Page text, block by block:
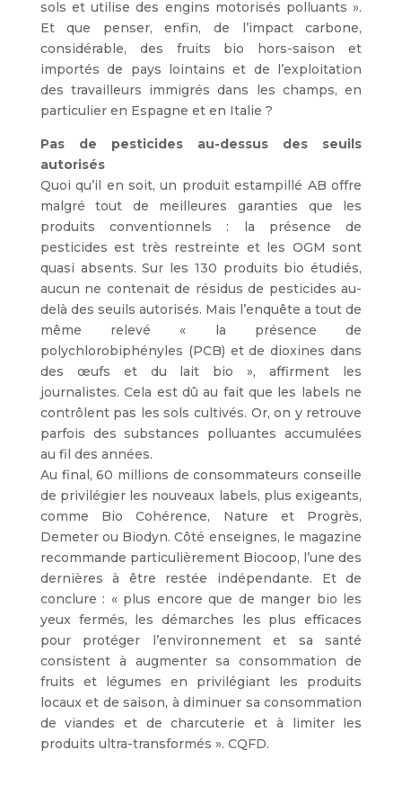
sols et utilise des engins motorisés polluants ».
Et que penser, enfin, de l’impact carbone,
considérable, des fruits bio hors-saison et
importés de pays lointains et de l’exploitation
des travailleurs immigrés dans les champs, en
particulier en Espagne et en Italie ?
Pas de pesticides au-dessus des seuils
autorisés
Quoi qu’il en soit, un produit estampillé AB offre
malgré tout de meilleures garanties que les
produits conventionnels : la présence de
pesticides est très restreinte et les OGM sont
quasi absents. Sur les 130 produits bio étudiés,
aucun ne contenait de résidus de pesticides au-
delà des seuils autorisés. Mais l’enquête a tout de
même relevé « la présence de
polychlorobiphényles (PCB) et de dioxines dans
des œufs et du lait bio », affirment les
journalistes. Cela est dû au fait que les labels ne
contrôlent pas les sols cultivés. Or, on y retrouve
parfois des substances polluantes accumulées
au fil des années.
Au final, 60 millions de consommateurs conseille
de privilégier les nouveaux labels, plus exigeants,
comme Bio Cohérence, Nature et Progrès,
Demeter ou Biodyn. Côté enseignes, le magazine
recommande particulièrement Biocoop, l’une des
dernières à être restée indépendante. Et de
conclure : « plus encore que de manger bio les
yeux fermés, les démarches les plus efficaces
pour protéger l’environnement et sa santé
consistent à augmenter sa consommation de
fruits et légumes en privilégiant les produits
locaux et de saison, à diminuer sa consommation
de viandes et de charcuterie et à limiter les
produits ultra-transformés ». CQFD.